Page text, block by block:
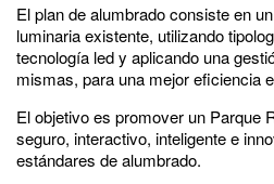
El plan de alumbrado consiste en
luminaria existente, utilizando
tecnología led y aplicando una
mismas, para una mejor eficiencia
El objetivo es promover un Parque
seguro, interactivo, inteligente e
estándares de alumbrado.